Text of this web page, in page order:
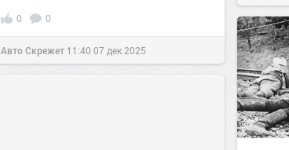
0 0
Авто Скрежет 11:40 07 дек 2025